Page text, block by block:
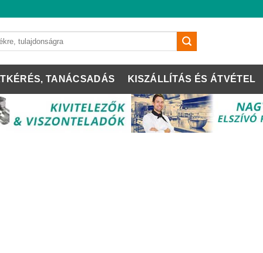
TANÁCSADÁS KISZÁLLÍTÁS ÉS ÁTVÉTEL